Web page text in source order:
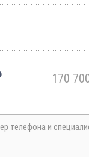
170
телефона и